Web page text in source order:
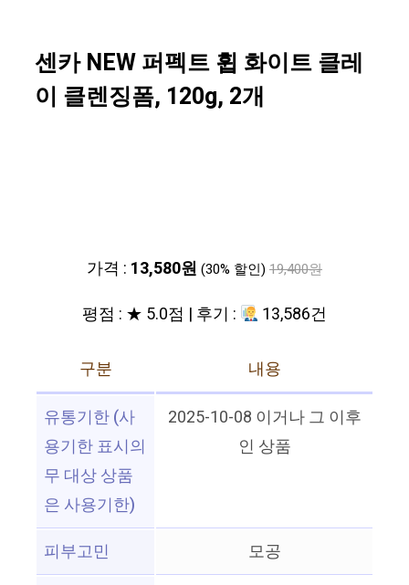
센카 NEW 퍼펙트 휩 화이트 클레
이 클렌징폼, 120g, 2개
가격 : 13,580원 (30% 할인) 19,400원
평점 : ★ 5.0점 | 후기 : 13,586건
구분
내용
유통기한 (사
용기한 표시의
무 대상 상품
은 사용기한)
2025-10-08 이거나 그 이후
인 상품
피부고민
모공